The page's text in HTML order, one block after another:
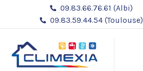
contenu
09.83.66.76.61 (Albi)
09.83.59.44.54 (Toulouse)